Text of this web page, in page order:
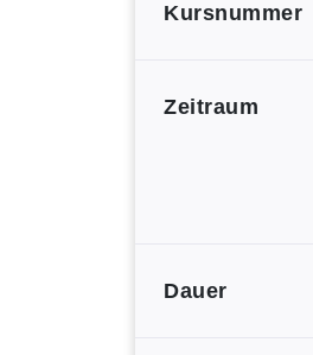
Kursnummer
Zeitraum
Dauer